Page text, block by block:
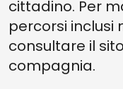
cittadino. Per
percorsi inclusi
consultare il
compagnia.